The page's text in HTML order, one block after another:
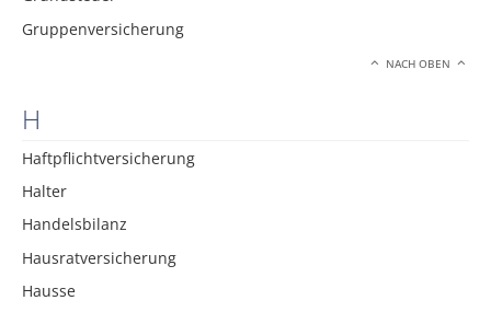
Gruppenversicherung
NACH OBEN
H
Haftpflichtversicherung
Halter
Handelsbilanz
Hausratversicherung
Hausse